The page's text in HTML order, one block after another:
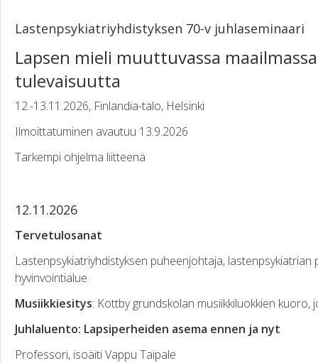
Lastenpsykiatriyhdistyksen 70-v juhlaseminaari
Lapsen mieli muuttuvassa
tulevaisuutta
12.-13.11.2026, Finlandia-talo, Helsinki
Ilmoittatuminen avautuu 13.9.2026
Tarkempi ohjelma liitteenä
12.11.2026
Tervetulosanat
Lastenpsykiatriyhdistyksen puheenjohtaja,
hyvinvointialue
Musiikkiesitys: Kottby grundskolan musiikkiluokkien
Juhlaluento: Lapsiperheiden asema ennen ja nyt
Professori, isoäiti Vappu Taipale